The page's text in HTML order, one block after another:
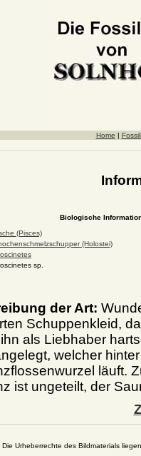
Home |
Biologische
(Pisces)
(Holostei)
sp.
der Art:
Schuppenkleid,
als Liebhaber
welcher
läuft.
ist ungeteilt, der
Die Urheberrechte des Bildmaterials